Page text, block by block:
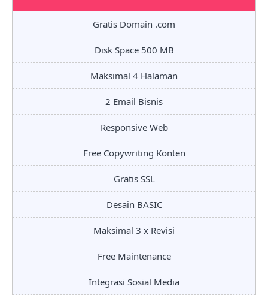
Gratis Domain .com
Disk Space 500 MB
Maksimal 4 Halaman
2 Email Bisnis
Responsive Web
Free Copywriting Konten
Gratis SSL
Desain BASIC
Maksimal 3 x Revisi
Free Maintenance
Integrasi Sosial Media